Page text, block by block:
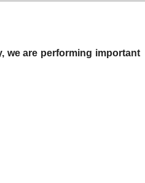
we are performing important